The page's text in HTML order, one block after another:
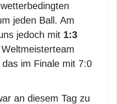
jeden Ball. Am
jedoch mit 1:3
im Finale mit 7:0
an diesem Tag zu